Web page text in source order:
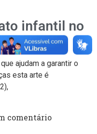
infantil no
ajudam a garantir o
esta arte é
comentário